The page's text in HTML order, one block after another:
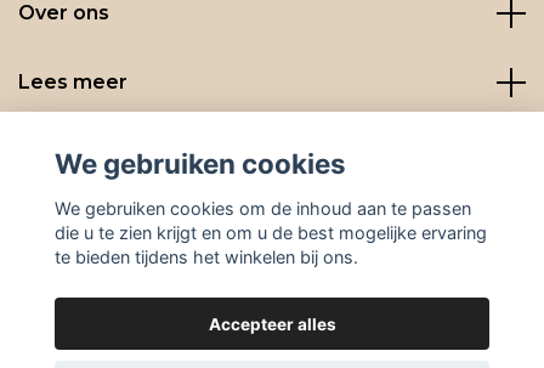
Over ons
Lees meer
Social media
We gebruiken cookies
We gebruiken cookies om de inhoud aan te passen
die u te zien krijgt en om u de best mogelijke ervaring
te bieden tijdens het winkelen bij ons.
Accepteer alles